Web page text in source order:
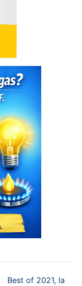
Best of 2021, la